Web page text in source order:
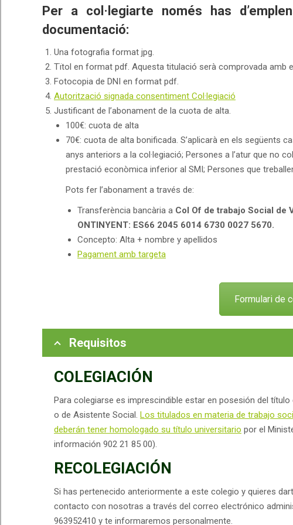
Per a col·legiarte només has
documentació:
Una fotografia format jpg.
Tïtol en format pdf. Aquesta titulació serà comprovada amb
Fotocopia de DNI en format pdf.
Autorització signada consentiment Col·legiació
Justificant de l’abonament de la cuota de alta.
100€: cuota de alta
70€: cuota de alta bonificada. S’aplicarà en els següents
anys anteriors a la col·legiació; Persones a l’atur que no
prestació econòmica inferior al SMI; Persones que
Pots fer l’abonament a través de:
Transferència bancària a Col Of de trabajo Social de
ONTINYENT: ES66 2045 6014 6730 0027 5670.
Concepto: Alta + nombre y apellidos
Pagament amb targeta
Formulari de
Requisitos
COLEGIACIÓN
Para colegiarse es imprescindible estar en posesión del
o de Asistente Social. Los titulados en materia de trabajo
deberán tener homologado su título universitario por el
información 902 21 85 00).
RECOLEGIACIÓN
Si has pertenecido anteriormente a este colegio y quieres
contacto con nosotras a través del correo electrónico
963952410 y te informaremos personalmente.